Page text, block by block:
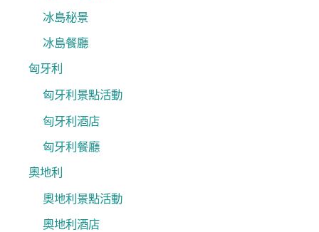
冰島秘景
冰島餐廳
匈牙利
匈牙利景點活動
匈牙利酒店
匈牙利餐廳
奧地利
奧地利景點活動
奧地利酒店